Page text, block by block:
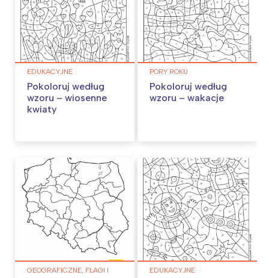
EDUKACYJNE
Pokoloruj według
wzoru – wiosenne
kwiaty
PORY ROKU
Pokoloruj według
wzoru – wakacje
GEOGRAFICZNE, FLAGI I
EDUKACYJNE